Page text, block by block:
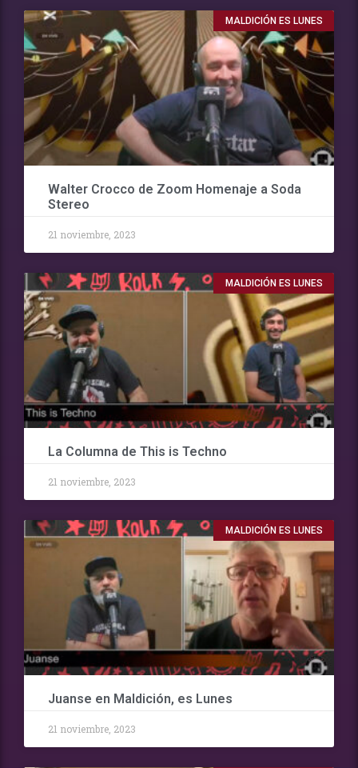
MALDICIÓN ES LUNES
Walter Crocco de Zoom Homenaje a Soda
Stereo
21 noviembre, 2023
MALDICIÓN ES LUNES
La Columna de This is Techno
21 noviembre, 2023
MALDICIÓN ES LUNES
Juanse en Maldición, es Lunes
21 noviembre, 2023